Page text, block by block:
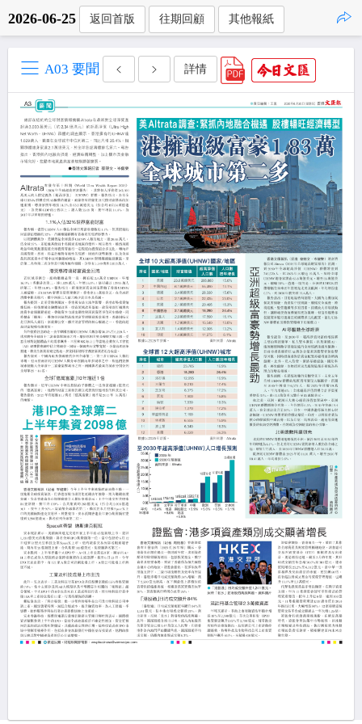
2026-06-25 返回首版 往期回顧 其他報紙
A03 要聞 詳情